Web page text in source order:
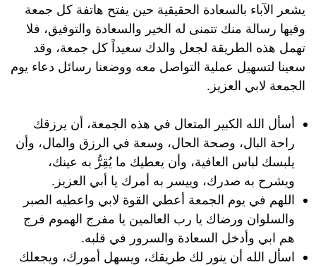
يشعر الآباء بالسعادة الحقيقية حين يفتح هاتفة كل جمعة
وفيها رسالة منك تتمنى له الخير والسعادة والتوفيق، فلا
تهمل هذه الطريقة لجعل والدك سعيداً كل جمعة، وقد
سعينا لتسهيل عملية التواصل معه ووضعنا رسائل دعاء يوم
الجمعة لابي العزيز.
أسأل الله الكبير المتعال في هذه الجمعة، أن يرزقك
راحة البال، وصحة الحال، وسعة في الرزق والمال، وأن
يلبسك لباس العافية، وأن يعطيك ما يُقِرُّ به عينك،
ويشرح به صدرك، وييسر به أمرك يا أبي العزيز.
اللهم في يوم الجمعة أعطي القوة لابي واعطيه الصبر
والسلوان ورضاك يا رب العالمين يا مفرج الهموم فرج
هم ابي وأدخل السعادة والسرور في قلبه.
اسأل الله أن ينور لك طريقك، ويسهل أمورك، ويجعلك